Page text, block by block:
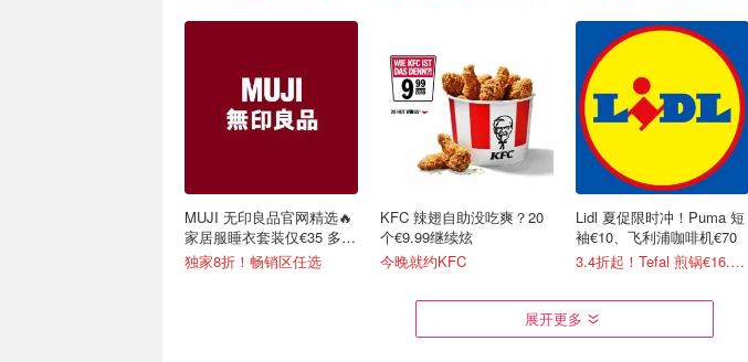
MUJI 无印良品官网精选🔥
家居服睡衣套装仅€35 多色
可选
独家8折！畅销区任选
KFC 辣翅自助没吃爽？20
个€9.99继续炫
今晚就约KFC
Lidl 夏促限时冲！Puma 短
袖€10、飞利浦咖啡机€70
3.4折起！Tefal 煎锅€16.99/件
展开更多